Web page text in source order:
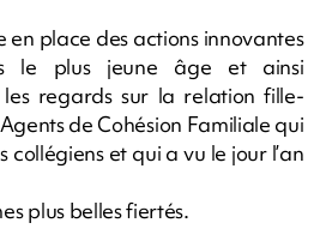
en place des actions innovantes
le plus jeune âge et ainsi
regards sur la relation fille-
de Cohésion Familiale qui
collégiens et qui a vu le jour l’an
plus belles fiertés.